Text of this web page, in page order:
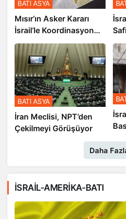
BATI ASYA
Mısır’ın Asker Kararı
İsrail’le Koordinasyon
İçinde Gerçekleşmiş
BATI ASYA
İran Meclisi, NPT’den
Çekilmeyi Görüşüyor
Daha